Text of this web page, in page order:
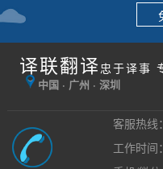
译联翻译 忠于译事
中国 · 广州 · 深圳
客服热线
工作时间